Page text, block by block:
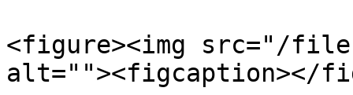
<figure><img src="/files/
alt=""><figcaption></